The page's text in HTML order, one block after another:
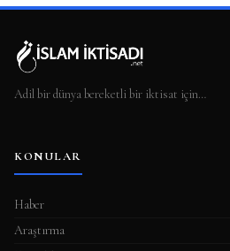
Adil bir dünya bereketli bir iktisat için…
KONULAR
Haber
Araştırma